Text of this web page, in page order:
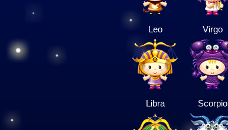
Leo Virgo
Libra Scorpio